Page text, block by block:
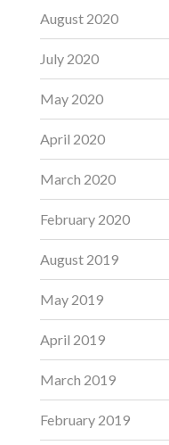
August 2020
July 2020
May 2020
April 2020
March 2020
February 2020
August 2019
May 2019
April 2019
March 2019
February 2019